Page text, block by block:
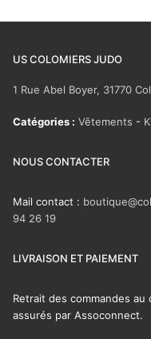
US COLOMIERS JUDO
1 Rue Abel Boyer, 31770
Catégories : Vêtements -
NOUS CONTACTER
Mail contact :
94 26 19
LIVRAISON ET PAIEMENT
Retrait des commandes
assurés par Assoconnect.